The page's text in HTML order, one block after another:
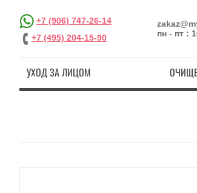
+7 (906) 747-26-14
+7 (495) 204-15-90
пн - пт :
УХОД ЗА ЛИЦОМ